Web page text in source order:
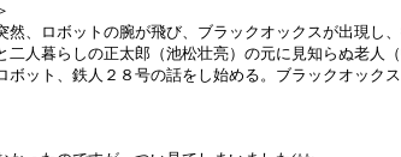
然、ロボットの腕が飛び、ブラックオックスが出現し
二人暮らしの正太郎（池松壮亮）の元に見知らぬ老人
ボット、鉄人２８号の話をし始める。ブラックオック